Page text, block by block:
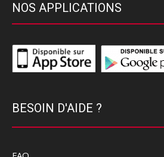
NOS APPLICATIONS
BESOIN D'AIDE ?